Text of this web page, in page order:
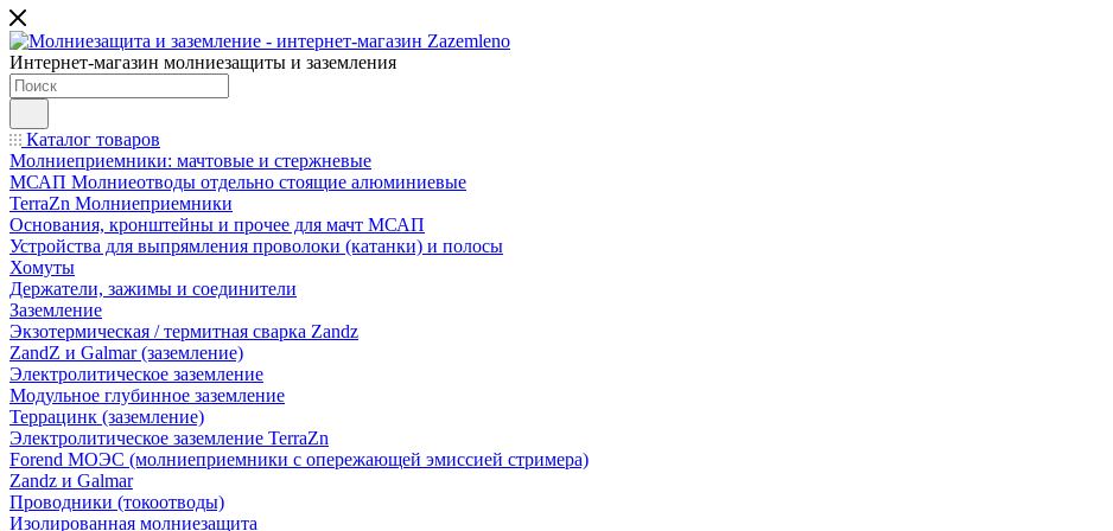
Интернет-магазин молниезащиты и заземления
Каталог товаров
Молниеприемники: мачтовые и стержневые
МСАП Молниеотводы отдельно стоящие алюминиевые
TerraZn Молниеприемники
Основания, кронштейны и прочее для мачт МСАП
Устройства для выпрямления проволоки (катанки) и полосы
Хомуты
Держатели, зажимы и соединители
Заземление
Экзотермическая / термитная сварка Zandz
ZandZ и Galmar (заземление)
Электролитическое заземление
Модульное глубинное заземление
Террацинк (заземление)
Электролитическое заземление TerraZn
Forend МОЭС (молниеприемники с опережающей эмиссией стримера)
Zandz и Galmar
Проводники (токоотводы)
Изолированная молниезащита